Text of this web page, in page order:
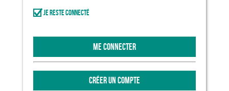
Je reste connecté
ME CONNECTER
CRÉER UN COMPTE